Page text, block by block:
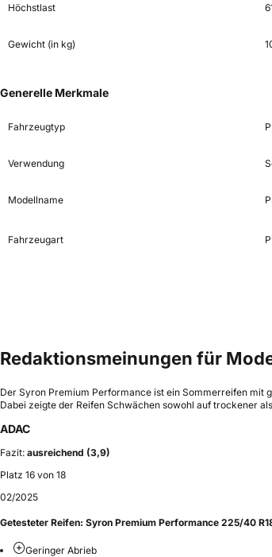
Höchstlast
Gewicht (in kg)
Generelle Merkmale
Fahrzeugtyp
Verwendung
Modellname
Fahrzeugart
Redaktionsmeinungen für
Der Syron Premium Performance ist ein Sommerreifen mit
Dabei zeigte der Reifen Schwächen sowohl auf trockener
ADAC
Fazit: ausreichend (3,9)
Platz 16 von 18
02/2025
Getesteter Reifen: Syron Premium Performance 225/40
Geringer Abrieb